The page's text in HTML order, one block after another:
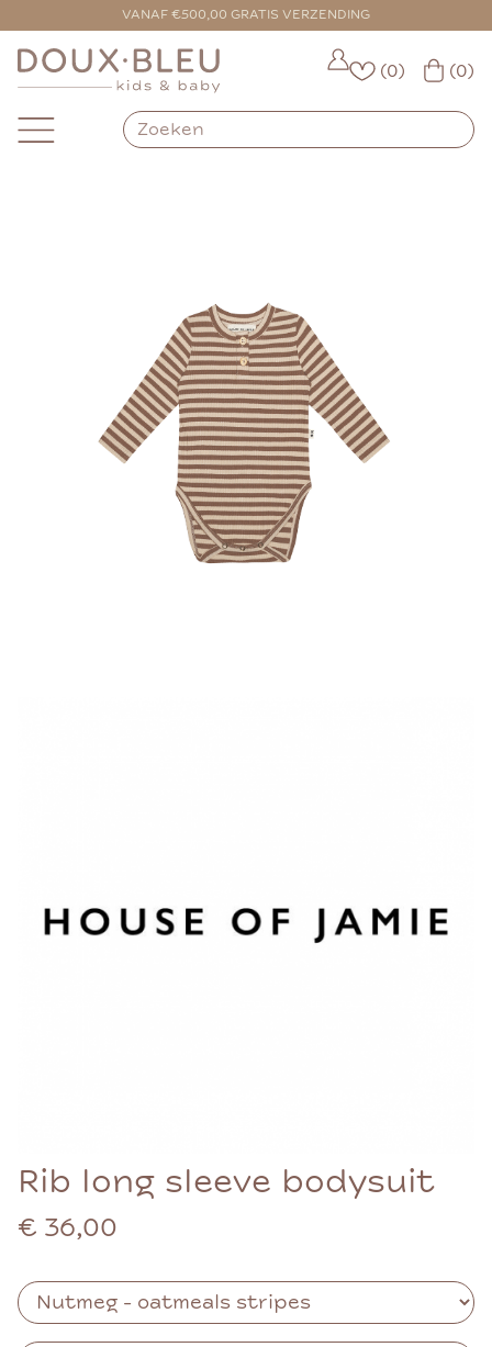
VANAF €500,00 GRATIS VERZENDING
VOOR 16:00 BESTELD = VANDAAG VERZONDEN
(0) (0)
Rib long sleeve bodysuit
€ 36,00